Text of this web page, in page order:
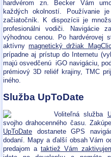
hardvérom zn. Becker Vám
každých okolností. Používanie
začiatočník. K dispozícii je
profesionálni vodiči. Navigácie
výhodnou cenou. Po hardvérovej
aktívnymagnetický držiak
prípadne aj prístup do Internetu
majú osvedčenú iGO navigáciu,
prémiový 3D reliéf krajiny, TMC
iného.
Služba UpToDate
Voliteľná služba
svojho drahocenného času.
UpToDate dostanete GPS
dodaní. Mapy a ďalší obsah Vám
predajom a taktiež Vám